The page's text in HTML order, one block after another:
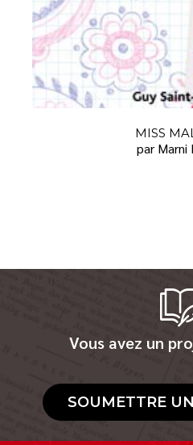
MISS
par Marni
Vous avez un
SOUMETTRE